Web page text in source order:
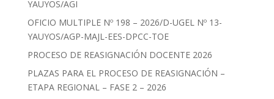
YAUYOS/AGI
OFICIO MULTIPLE Nº 198 – 2026/D-UGEL Nº 13-
YAUYOS/AGP-MAJL-EES-DPCC-TOE
PROCESO DE REASIGNACIÓN DOCENTE 2026
PLAZAS PARA EL PROCESO DE REASIGNACIÓN –
ETAPA REGIONAL – FASE 2 – 2026